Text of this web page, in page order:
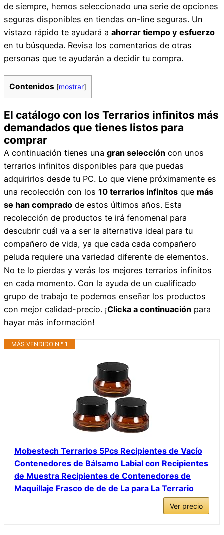
de siempre, hemos seleccionado una serie de opciones
seguras disponibles en tiendas on-line seguras. Un
vistazo rápido te ayudará a ahorrar tiempo y esfuerzo
en tu búsqueda. Revisa los comentarios de otras
personas que te ayudarán a decidir tu compra.
Contenidos [mostrar]
El catálogo con los Terrarios infinitos más
demandados que tienes listos para
comprar
A continuación tienes una gran selección con unos
terrarios infinitos disponibles para que puedas
adquirirlos desde tu PC. Lo que viene próximamente es
una recolección con los 10 terrarios infinitos que más
se han comprado de estos últimos años. Esta
recolección de productos te irá fenomenal para
descubrir cuál va a ser la alternativa ideal para tu
compañero de vida, ya que cada cada compañero
peluda requiere una variedad diferente de elementos.
No te lo pierdas y verás los mejores terrarios infinitos
en cada momento. Con la ayuda de un cualificado
grupo de trabajo te podemos enseñar los productos
con mejor calidad-precio. ¡Clicka a continuación para
hayar más información!
MÁS VENDIDO N.º 1
Mobestech Terrarios 5Pcs Recipientes de Vacío
Contenedores de Bálsamo Labial con Recipientes
de Muestra Recipientes de Contenedores de
Maquillaje Frasco de de de La para La Terrario
Ver precio